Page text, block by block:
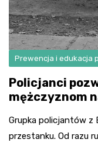
Prewencja i edukacja
Policjanci
mężczyznom
Grupka policjantów z
przestanku. Od razu